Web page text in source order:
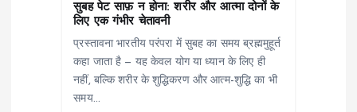
सुबह पेट साफ़ न होना: शरीर और आत्मा दोनों के
लिए एक गंभीर चेतावनी
प्रस्तावना भारतीय परंपरा में सुबह का समय ब्रह्ममुहूर्त
कहा जाता है — यह केवल योग या ध्यान के लिए ही
नहीं, बल्कि शरीर के शुद्धिकरण और आत्म-शुद्धि का भी
समय…